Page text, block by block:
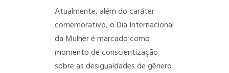
Atualmente, além do caráter
comemorativo, o Dia Internacional
da Mulher é marcado como
momento de conscientização
sobre as desigualdades de gênero